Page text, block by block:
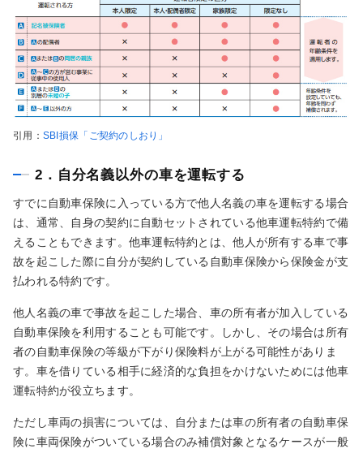
引用： SBI損保「ご契約のしおり」
2．自分名義以外の車を運転する
すでに自動車保険に入っている方で他人名義の車を運転する場合
は、通常、自身の契約に自動セットされている他車運転特約で備
えることもできます。他車運転特約とは、他人が所有する車で事
故を起こした際に自分が契約している自動車保険から保険金が支
払われる特約です。
他人名義の車で事故を起こした場合、車の所有者が加入している
自動車保険を利用することも可能です。しかし、その場合は所有
者の自動車保険の等級が下がり保険料が上がる可能性がありま
す。車を借りている相手に経済的な負担をかけないためには他車
運転特約が役立ちます。
ただし車両の損害については、自分または車の所有者の自動車保
険に車両保険がついている場合のみ補償対象となるケースが一般